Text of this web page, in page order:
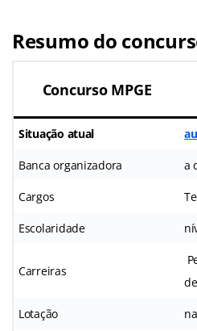
Resumo do
Concurso MPGE
Situação atual
Banca organizadora a
Cargos
Escolaridade
Carreiras
Lotação